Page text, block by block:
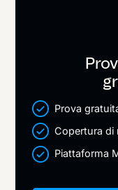
Prova
Copertura di
Piattaforma